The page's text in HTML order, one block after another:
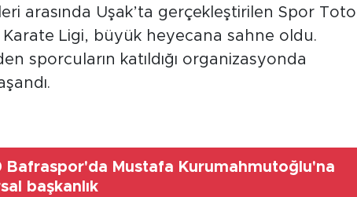
arasında Uşak’ta gerçekleştirilen Spor Toto
Karate Ligi, büyük heyecana sahne oldu.
sporcuların katıldığı organizasyonda
Bafraspor'da Mustafa Kurumahmutoğlu'na
başkanlık